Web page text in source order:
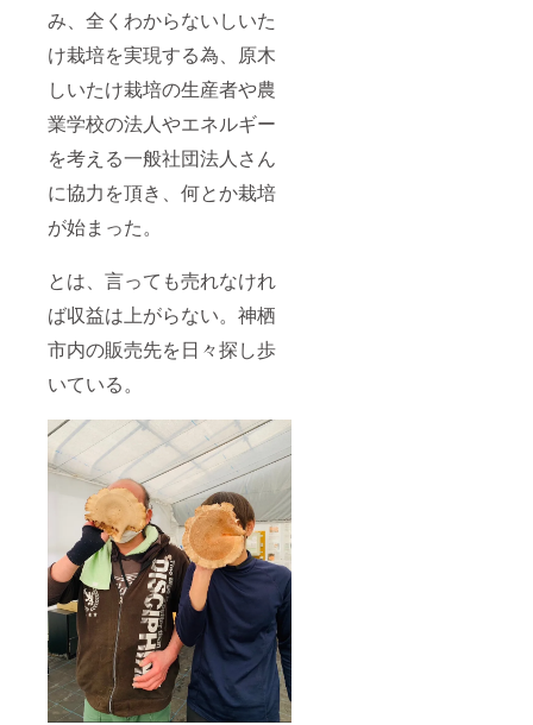
み、全くわからないしいた
け栽培を実現する為、原木
しいたけ栽培の生産者や農
業学校の法人やエネルギー
を考える一般社団法人さん
に協力を頂き、何とか栽培
が始まった。
とは、言っても売れなけれ
ば収益は上がらない。神栖
市内の販売先を日々探し歩
いている。